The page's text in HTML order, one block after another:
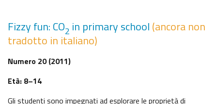
Fizzy fun: CO2 in primary school (ancora non
tradotto in italiano)
Numero 20 (2011)
Età: 8–14
Gli studenti sono impegnati ad esplorare le proprietà di